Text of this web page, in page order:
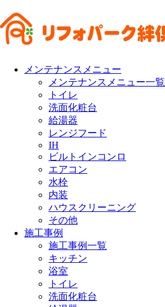
メンテナンスメニュー
メンテナンスメニュー一覧
トイレ
洗面化粧台
給湯器
レンジフード
IH
ビルトインコンロ
エアコン
水栓
内装
ハウスクリーニング
その他
施工事例
施工事例一覧
キッチン
浴室
トイレ
洗面化粧台